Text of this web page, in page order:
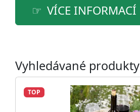
VÍCE INFORMACÍ
Vyhledávané produkty
TOP